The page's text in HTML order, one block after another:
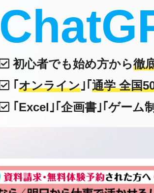
初心者でも始め方から徹
｢オンライン｣｢通学 全国
｢Excel｣｢企画書｣｢ゲーム